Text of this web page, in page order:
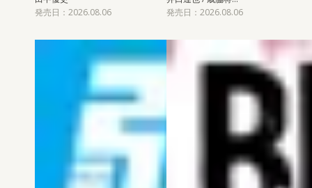
発売日：2026.08.06
発売日：2026.08.06